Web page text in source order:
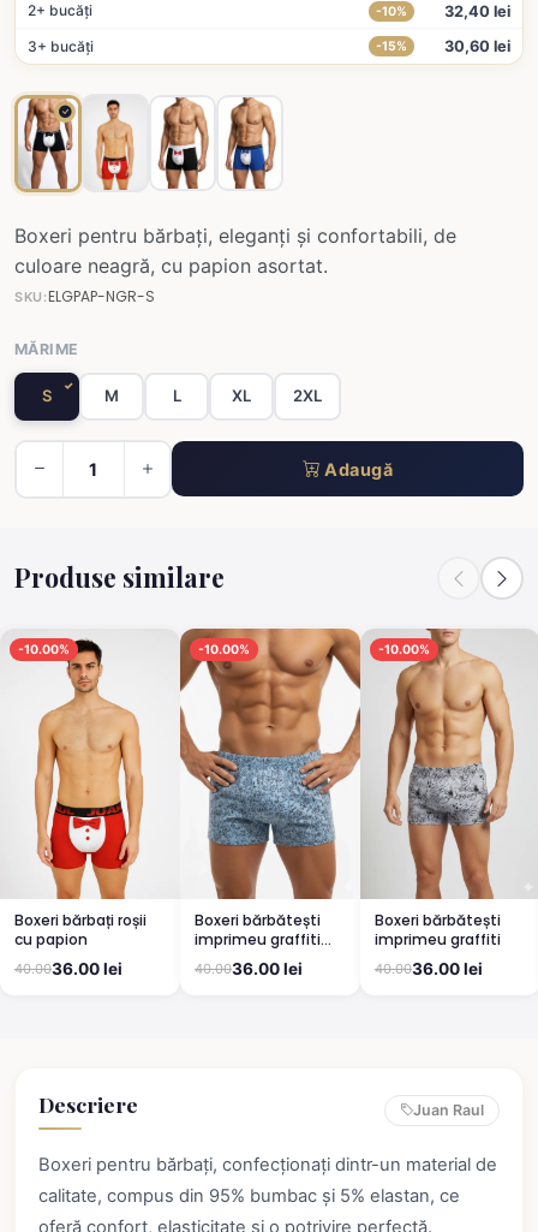
2+ bucăți -10%
32,40 lei
3+ bucăți
-15% 30,60 lei
Boxeri pentru bărbați, eleganți și confortabili, de
culoare neagră, cu papion asortat.
SKU:ELGPAP-NGR-S
MĂRIME
S M L XL 2XL
Adaugă
Produse similare
-10.00%
Boxeri bărbați roșii
cu papion
40.0036.00 lei
-10.00%
Boxeri bărbătești
imprimeu graffiti
40.0036.00 lei
-10.00%
Boxeri bărbătești
imprimeu graffiti
40.0036.00 lei
Descriere Juan Raul
Boxeri pentru bărbați, confecționați dintr-un material de
calitate, compus din 95% bumbac și 5% elastan, ce
oferă confort, elasticitate și o potrivire perfectă.